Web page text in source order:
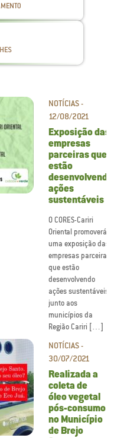
NOTÍCIAS -
12/08/2021
Exposição das
empresas
parceiras que
estão
desenvolvendo
ações
sustentáveis
O CORES-Cariri
Oriental promoverá
uma exposição das
empresas parceiras
que estão
desenvolvendo
ações sustentáveis
junto aos
municípios da
Região Cariri […]
NOTÍCIAS -
30/07/2021
Realizada a
coleta de
óleo vegetal
pós-consumo
no Município
de Brejo